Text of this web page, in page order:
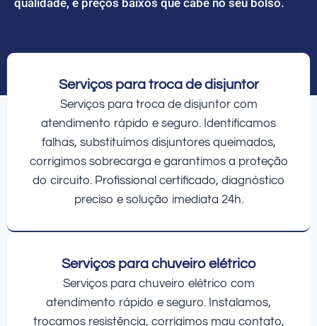
Serviços para troca de disjuntor
Serviços para troca de disjuntor com
atendimento rápido e seguro. Identificamos
falhas, substituímos disjuntores queimados,
corrigimos sobrecarga e garantimos a proteção
do circuito. Profissional certificado, diagnóstico
preciso e solução imediata 24h.
Serviços para chuveiro elétrico
Serviços para chuveiro elétrico com
atendimento rápido e seguro. Instalamos,
trocamos resistência, corrigimos mau contato,